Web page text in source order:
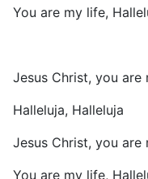
You are my life,
Jesus Christ, you are
Halleluja, Halleluja
Jesus Christ, you are
You are my life,